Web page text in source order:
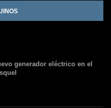
generador eléctrico en el